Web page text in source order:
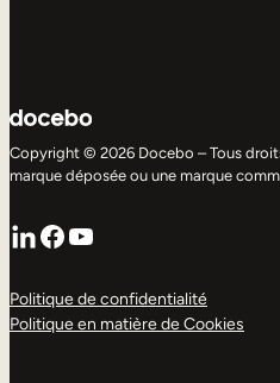
Copyright © 2026 Docebo – Tous
marque déposée ou une marque
LinkedIn
Facebook
YouTube
Politique de confidentialité
Politique en matière de Cookies